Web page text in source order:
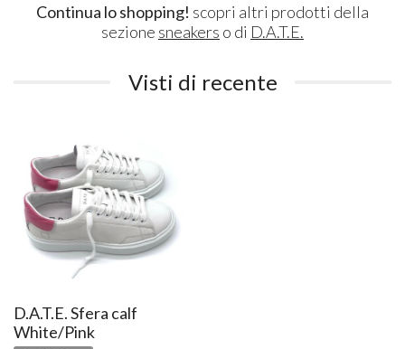
Continua lo shopping! scopri altri prodotti della
sezione sneakers o di D.A.T.E.
Visti di recente
D.A.T.E. Sfera calf
White/Pink